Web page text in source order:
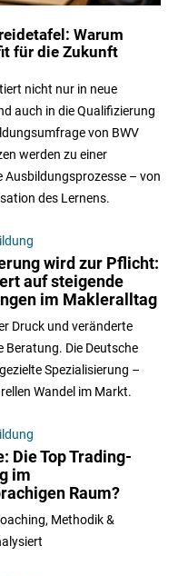
Warum
für die Zukunft
nicht nur in neue
auch in die Qualifizierung
von BWV
werden zu einer
– von
des Lernens.
wird zur Pflicht:
auf steigende
im Makleralltag
Druck und veränderte
Die Deutsche
Spezialisierung –
Wandel im Markt.
Die Top Trading-
im
Raum?
Methodik &